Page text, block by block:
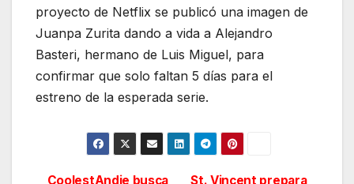
proyecto de Netflix se publicó una imagen de
Juanpa Zurita dando a vida a Alejandro
Basteri, hermano de Luis Miguel, para
confirmar que solo faltan 5 días para el
estreno de la esperada serie.
St. Vincent prepara
CoolestAndie busca